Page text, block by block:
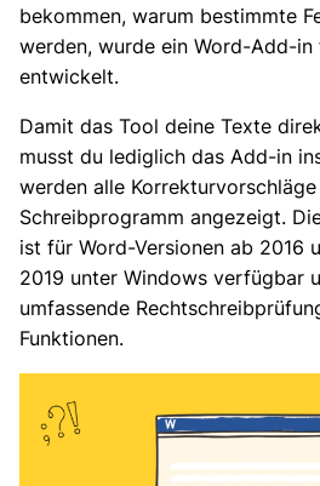
bekommen, warum bestimmte
werden, wurde ein Word-Add-
entwickelt.
Damit das Tool deine Texte
musst du lediglich das Add-in
werden alle
Schreibprogramm angezeigt.
ist für Word-Versionen ab 2016
2019 unter Windows verfügbar
umfassende
Funktionen.